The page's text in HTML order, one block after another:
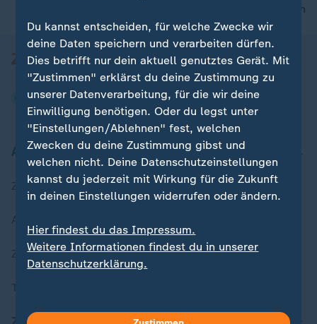
nach oben
Aktuell bei ZDFheute
Zuletzt veröffentlicht
ZDFheute Stories
Du kannst entscheiden, für welche Zwecke wir
deine Daten speichern und verarbeiten dürfen.
Dies betrifft nur dein aktuell genutztes Gerät. Mit
"Zustimmen" erklärst du deine Zustimmung zu
unserer Datenverarbeitung, für die wir deine
Einwilligung benötigen. Oder du legst unter
"Einstellungen/Ablehnen" fest, welchen
Zwecken du deine Zustimmung gibst und
welchen nicht. Deine Datenschutzeinstellungen
kannst du jederzeit mit Wirkung für die Zukunft
in deinen Einstellungen widerrufen oder ändern.
Hier findest du das Impressum.
Weitere Informationen findest du in unserer
Datenschutzerklärung.